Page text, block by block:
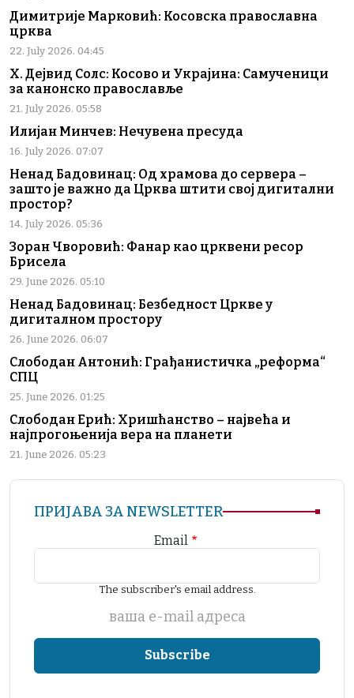
Димитрије Марковић: Косовска православна
црква
22. July 2026. 04:45
Х. Дејвид Солс: Косово и Украјина: Самученици
за канонско православље
21. July 2026. 05:58
Илијан Минчев: Нечувена пресуда
16. July 2026. 07:07
Ненад Бадовинац: Од храмова до сервера –
зашто је важно да Црква штити свој дигитални
простор?
14. July 2026. 05:36
Зоран Чворовић: Фанар као црквени ресор
Брисела
29. June 2026. 05:10
Ненад Бадовинац: Безбедност Цркве у
дигиталном простору
26. June 2026. 06:07
Слободан Антонић: Грађанистичка „реформа“
СПЦ
25. June 2026. 01:25
Слободан Ерић: Хришћанство – највећа и
најпрогоњенија вера на планети
21. June 2026. 05:23
ПРИЈАВА ЗА NEWSLETTER
Email
The subscriber's email address.
ваша е-mail адреса